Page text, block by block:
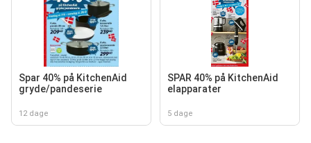
Spar 40% på KitchenAid
gryde/pandeserie
12 dage
SPAR 40% på KitchenAid
elapparater
5 dage